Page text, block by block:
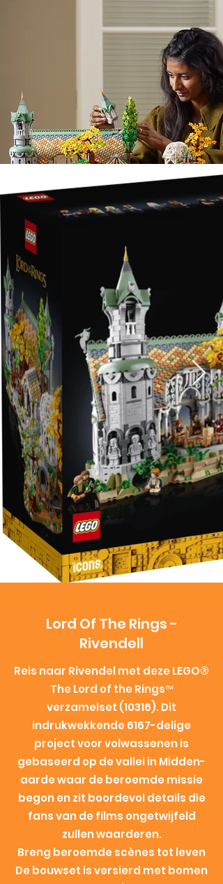
Lord Of The Rings -
Rivendell
Reis naar Rivendel met deze LEGO®
The Lord of the Rings™
verzamelset (10316). Dit
indrukwekkende 6167-delige
project voor volwassenen is
gebaseerd op de vallei in Midden-
aarde waar de beroemde missie
begon en zit boordevol details die
fans van de films ongetwijfeld
zullen waarderen.
Breng beroemde scènes tot leven
De bouwset is versierd met bomen